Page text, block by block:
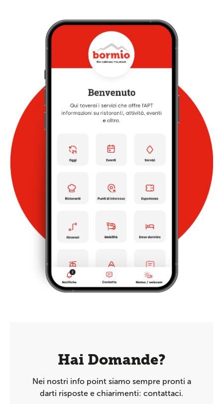
Hai Domande?
Nei nostri info point siamo sempre pronti a
darti risposte e chiarimenti: contattaci.